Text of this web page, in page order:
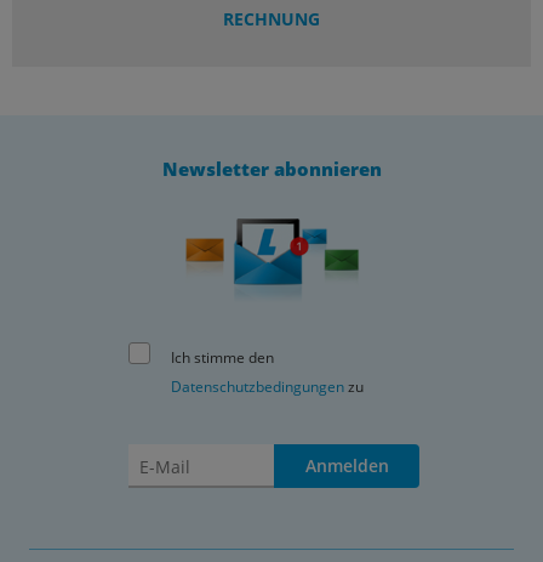
RECHNUNG
Newsletter abonnieren
Ich stimme den
Datenschutzbedingungenzu
Anmelden